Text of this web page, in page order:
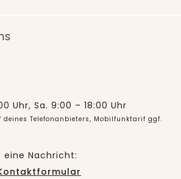
Uhr, Sa. 9:00 – 18:00 Uhr
deines Telefonanbieters, Mobilfunktarif ggf.
Nachricht: